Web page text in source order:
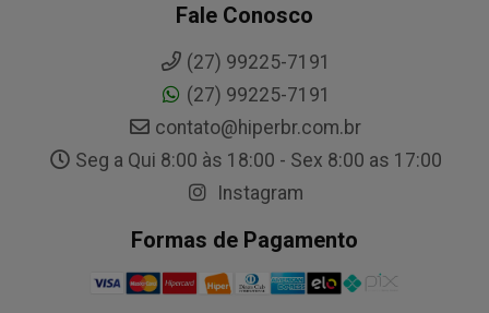
Fale Conosco
(27) 99225-7191
(27) 99225-7191
contato@hiperbr.com.br
Seg a Qui 8:00 às 18:00 - Sex 8:00 as 17:00
Instagram
Formas de Pagamento